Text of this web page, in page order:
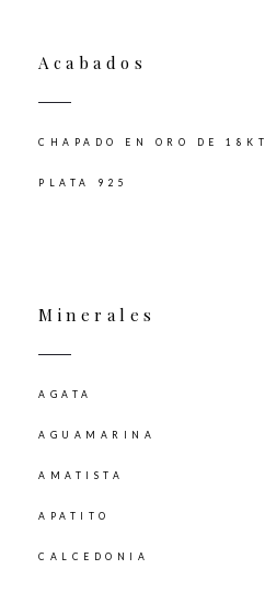
Acabados
CHAPADO EN ORO DE 18KT
PLATA 925
Minerales
AGATA
AGUAMARINA
AMATISTA
APATITO
CALCEDONIA